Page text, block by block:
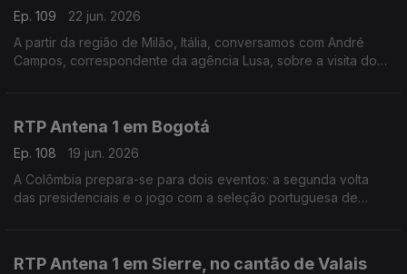
Ep. 109
22 jun. 2026
A partir da região de Milão, Itália, conversamos com André
Campos, correspondente da agência Lusa, sobre a visita do
RTP Antena 1 em Bogotá
Ep. 108
19 jun. 2026
A Colômbia prepara-se para dois eventos: a segunda volta
das presidenciais e o jogo com a seleção portuguesa de
RTP Antena 1 em Sierre, no cantão de Valais